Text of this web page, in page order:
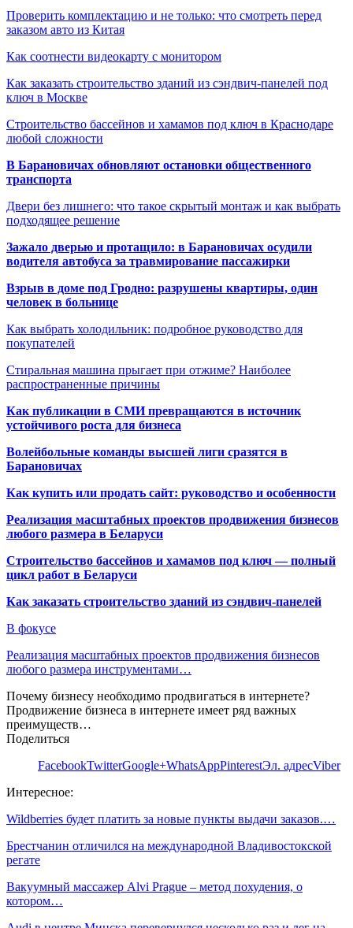
Проверить комплектацию и не только: что смотреть перед
заказом авто из Китая
Как соотнести видеокарту с монитором
Как заказать строительство зданий из сэндвич-панелей под
ключ в Москве
Строительство бассейнов и хамамов под ключ в Краснодаре
любой сложности
В Барановичах обновляют остановки общественного
транспорта
Двери без лишнего: что такое скрытый монтаж и как выбрать
подходящее решение
Зажало дверью и протащило: в Барановичах осудили
водителя автобуса за травмирование пассажирки
Взрыв в доме под Гродно: разрушены квартиры, один
человек в больнице
Как выбрать холодильник: подробное руководство для
покупателей
Стиральная машина прыгает при отжиме? Наиболее
распространенные причины
Как публикации в СМИ превращаются в источник
устойчивого роста для бизнеса
Волейбольные команды высшей лиги сразятся в
Барановичах
Как купить или продать сайт: руководство и особенности
Реализация масштабных проектов продвижения бизнесов
любого размера в Беларуси
Строительство бассейнов и хамамов под ключ — полный
цикл работ в Беларуси
Как заказать строительство зданий из сэндвич-панелей
В фокусе
Реализация масштабных проектов продвижения бизнесов
любого размера инструментами…
Почему бизнесу необходимо продвигаться в интернете?
Продвижение бизнеса в интернете имеет ряд важных
преимуществ…
Поделиться
FacebookTwitterGoogle+WhatsAppPinterestЭл. адресViber
Интересное:
Wildberries будет платить за новые пункты выдачи заказов.…
Брестчанин отличился на международной Владивостокской
регате
Вакуумный массажер Alvi Prague – метод похудения, о
котором…